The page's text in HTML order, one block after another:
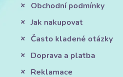
Obchodní podmínky
Jak nakupovat
Často kladené otázky
Doprava a platba
Reklamace